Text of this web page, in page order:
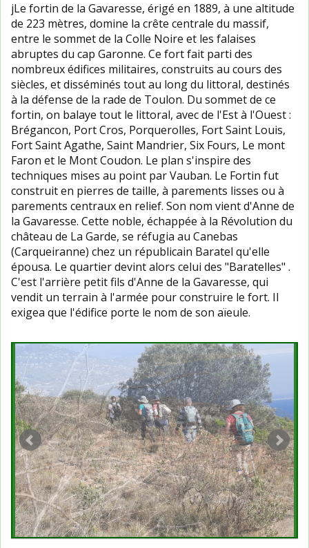
jLe fortin de la Gavaresse, érigé en 1889, à une altitude
de 223 mètres, domine la crête centrale du massif,
entre le sommet de la Colle Noire et les falaises
abruptes du cap Garonne. Ce fort fait parti des
nombreux édifices militaires, construits au cours des
siècles, et disséminés tout au long du littoral, destinés
à la défense de la rade de Toulon. Du sommet de ce
fortin, on balaye tout le littoral, avec de l'Est à l'Ouest :
Brégancon, Port Cros, Porquerolles, Fort Saint Louis,
Fort Saint Agathe, Saint Mandrier, Six Fours, Le mont
Faron et le Mont Coudon. Le plan s'inspire des
techniques mises au point par Vauban. Le Fortin fut
construit en pierres de taille, à parements lisses ou à
parements centraux en relief. Son nom vient d'Anne de
la Gavaresse. Cette noble, échappée à la Révolution du
château de La Garde, se réfugia au Canebas
(Carqueiranne) chez un républicain Baratel qu'elle
épousa. Le quartier devint alors celui des "Baratelles" .
C'est l'arrière petit fils d'Anne de la Gavaresse, qui
vendit un terrain à l'armée pour construire le fort. Il
exigea que l'édifice porte le nom de son aïeule.